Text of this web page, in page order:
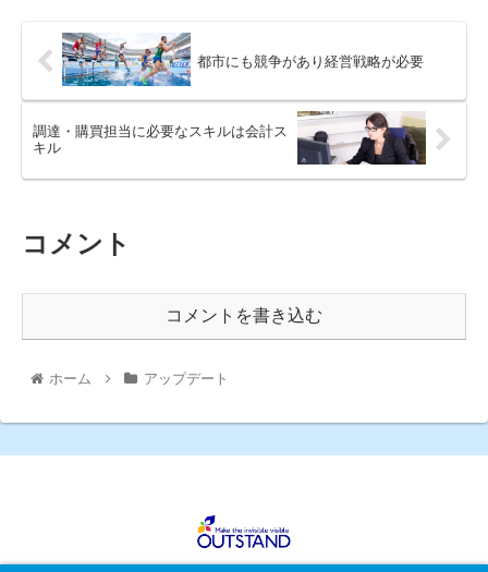
都市にも競争があり経営戦略が必要
調達・購買担当に必要なスキルは会計ス
キル
コメント
コメントを書き込む
ホーム アップデート